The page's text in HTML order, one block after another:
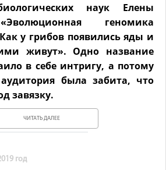
наук Елены
геномика
у грибов появились яды и
живут». Одно название
в себе интригу, а потому
аудитория была забита, что
завязку.
ЧИТАТЬ ДАЛЕЕ
год